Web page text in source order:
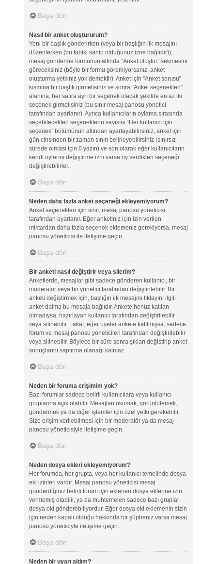
Başa dön
Nasıl bir anket oluştururum?
Yeni bir başlık gönderirken (veya bir başlığın ilk mesajını
düzenlerken (bu tabiki sahip olduğunuz izne bağlıdır)),
mesaj gönderme formunun altında “Anket oluştur” sekmesini
göreceksiniz (böyle bir formu göremiyorsanız, anket
oluşturma yetkiniz yok demektir). Anket için “Anket sorusu”
kısmına bir başlık girmelisiniz ve sonra “Anket seçenekleri”
alanına, her satıra ayrı bir seçenek olacak şekilde en az iki
seçenek girmelisiniz (bu sınır mesaj panosu yönetici
tarafından ayarlanır). Ayrıca kullanıcıların oylama sırasında
seçebilecekleri seçeneklerin sayısını “Her kullanıcı için
seçenek” bölümünün altından ayarlayabilirsiniz, anket için
gün cinsinden bir zaman sınırı belirleyebilirsiniz (sınırsız
sürede olması için 0 yazın) ve son olarak eğer kullanıcıların
kendi oylarını değiştirme izni varsa oy verdikleri seçeneği
değiştirebilirler.
Başa dön
Neden daha fazla anket seçeneği ekleyemiyorum?
Anket seçenekleri için sınır, mesaj panosu yöneticisi
tarafından ayarlanır. Eğer anketiniz için izin verilen
miktardan daha fazla seçenek eklemeniz gerekiyorsa, mesaj
panosu yöneticisi ile iletişime geçin.
Başa dön
Bir anketi nasıl değiştirir veya silerim?
Anketlerde, mesajlar gibi sadece gönderen kullanıcı, bir
moderatör veya bir yönetici tarafından değiştirilebilir. Bir
anketi değiştirmek için, başlığın ilk mesajını tıklayın; ilgili
anket daima bu mesaja bağlıdır. Ankete henüz katılan
olmadıysa, hazırlayan kullanıcı tarafından değiştirilebilir
veya silinebilir. Fakat, eğer üyeler ankete katılmışsa, sadece
forum ve mesaj panosu yöneticileri tarafından değiştirilebilir
veya silinebilir. Böylece bir süre sonra şıkları değiştirip anket
sonuçlarını saptırma olanağı kalmaz.
Başa dön
Neden bir foruma erişimim yok?
Bazı forumlar sadece belirli kullanıcılara veya kullanıcı
gruplarına açık olabilir. Mesajları okumak, görüntülemek,
göndermek ya da diğer işlemler için özel yetki gerekebilir.
Size erişim verilebilmesi için bir moderatör ya da mesaj
panosu yöneticisiyle iletişime geçin.
Başa dön
Neden dosya ekleri ekleyemiyorum?
Her forumda, her grupta, veya her kullanıcı temelinde dosya
eki izinleri vardır. Mesaj panosu yöneticisi mesaj
gönderdiğiniz belirli forum için eklenen dosya eklerine izin
vermemiş olabilir, ya da muhtemelen sadece bazı gruplar
dosya eki gönderebiliyordur. Eğer dosya eki eklemenin sizin
için neden kapalı olduğu hakkında bir şüpheniz varsa mesaj
panosu yöneticiyle iletişime geçin.
Başa dön
Neden bir uyarı aldım?